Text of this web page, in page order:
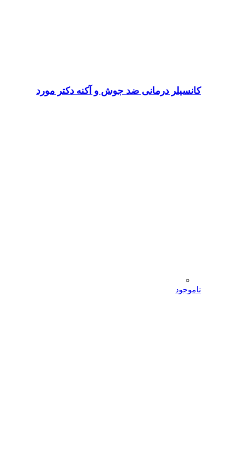
کانسیلر درمانی ضد جوش و آکنه دکتر مورد
ناموجود